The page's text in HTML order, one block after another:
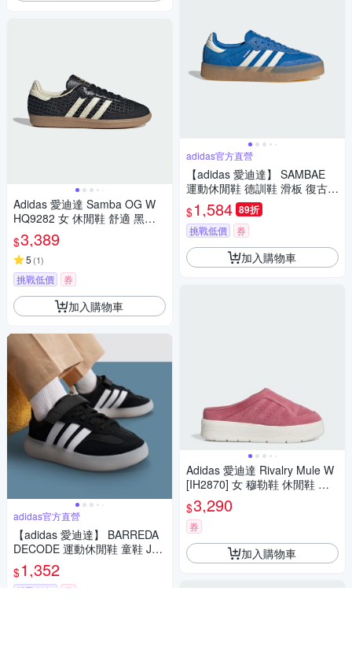
Adidas 愛迪達 Samba OG W
HQ9282 女 休閒鞋 舒適 黑白
皮革 經典
$3,389
5 (1)
挑戰低價 券
加入購物車
adidas官方直營
【adidas 愛迪達】 BARREDA
DECODE 運動休閒鞋 童鞋 JR0
767
$1,352
挑戰低價 券
adidas官方直營
【adidas 愛迪達】 SAMBAE
運動休閒鞋 德訓鞋 滑板 復古
女鞋 - Originals JI2743
$1,584 89折
挑戰低價 券
加入購物車
Adidas 愛迪達 Rivalry Mule W
[IH2870] 女 穆勒鞋 休閒鞋 厚
底 玫粉
$3,290
券
加入購物車